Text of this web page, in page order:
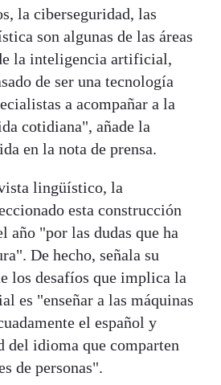
la ciberseguridad, las
son algunas de las áreas
la inteligencia artificial,
de ser una tecnología
a acompañar a la
cotidiana", añade la
en la nota de prensa.
lingüístico, la
esta construcción
año "por las dudas que ha
De hecho, señala su
los desafíos que implica la
es "enseñar a las máquinas
el español y
del idioma que comparten
de personas".